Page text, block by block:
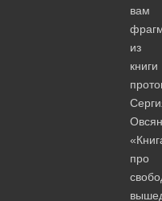
вам
из
книги
про